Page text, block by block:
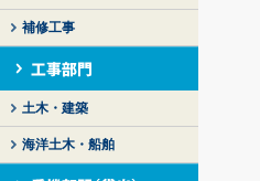
補修工事
土木・建築
海洋土木・船舶